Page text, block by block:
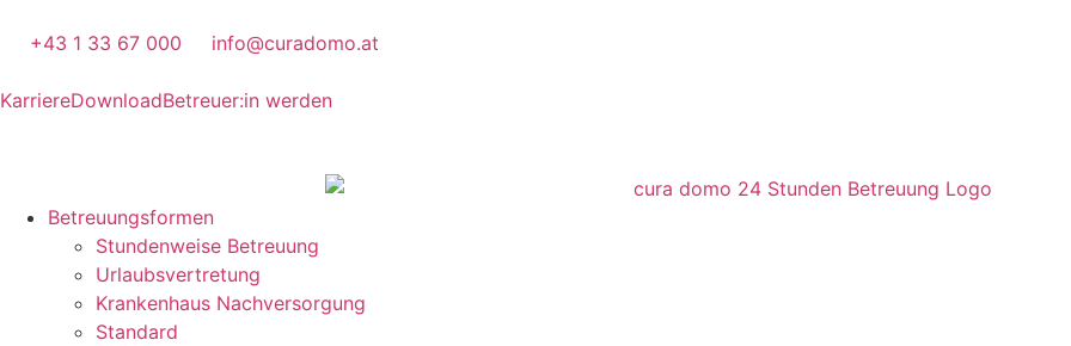
+43 1 33 67 000 info@curadomo.at
KarriereDownloadBetreuer:in werden
Betreuungsformen
Stundenweise Betreuung
Urlaubsvertretung
Krankenhaus Nachversorgung
Standard